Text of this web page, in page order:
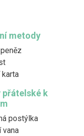
metody
karta
přátelské k
postýlka
vana